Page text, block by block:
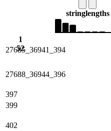
stringlengths
1
52
27685_36941_394
27688_36944_396
397
399
402